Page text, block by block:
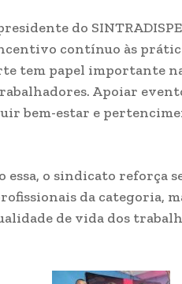
do
contínuo às
tem papel importante
Apoiar
bem-estar e
essa, o sindicato reforça
da categoria,
de vida dos